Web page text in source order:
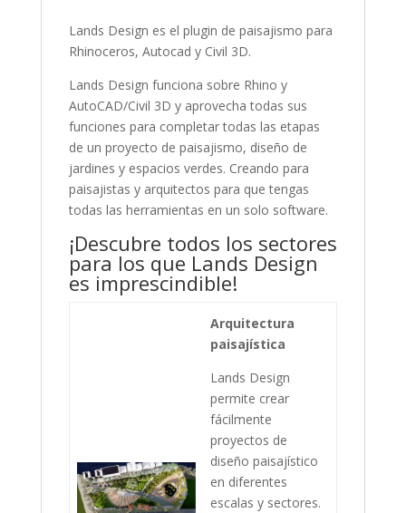
Lands Design es el plugin de paisajismo para
Rhinoceros, Autocad y Civil 3D.
Lands Design funciona sobre Rhino y
AutoCAD/Civil 3D y aprovecha todas sus
funciones para completar todas las etapas
de un proyecto de paisajismo, diseño de
jardines y espacios verdes. Creando para
paisajistas y arquitectos para que tengas
todas las herramientas en un solo software.
¡Descubre todos los sectores
para los que Lands Design
es imprescindible!
Arquitectura
paisajística
Lands Design
permite crear
fácilmente
proyectos de
diseño paisajístico
en diferentes
escalas y sectores.